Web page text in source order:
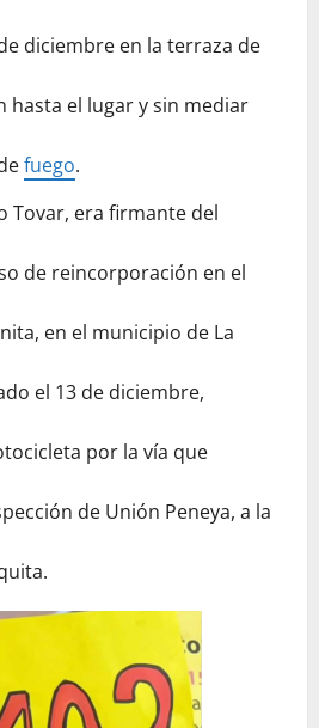
diciembre en la terraza de
hasta el lugar y sin mediar
fuego.
Tovar, era firmante del
de reincorporación en el
en el municipio de La
el 13 de diciembre,
por la vía que
de Unión Peneya, a la